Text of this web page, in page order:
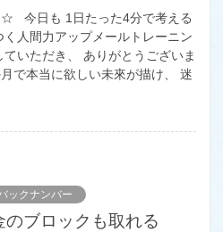
☆ 今日も 1日たった4分で考える
く人間力アップメールトレーニン
ていただき、 ありがとうございま
本当に欲しい未來が描け、 迷
ックナンバー